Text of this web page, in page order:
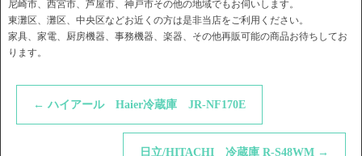
尼崎市、西宮市、芦屋市、神戸市その他の地域でもお伺いします。
東灘区、灘区、中央区などお近くの方は是非当店をご利用ください。
家具、家電、厨房機器、事務機器、楽器、その他再販可能の商品お待ちしてお
ります。
← ハイアール Haier冷蔵庫 JR-NF170E
日立/HITACHI 冷蔵庫 R-S48WM →